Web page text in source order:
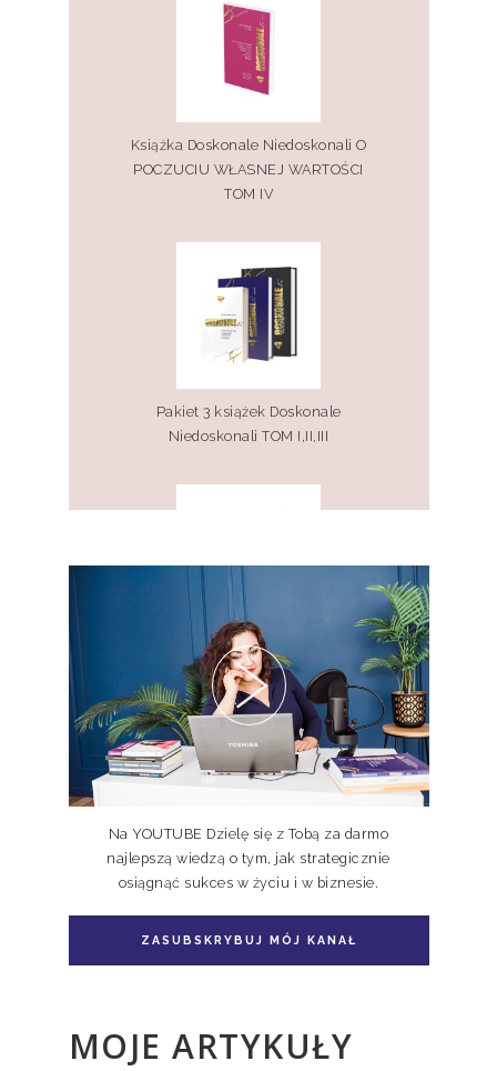
Książka Doskonale Niedoskonali O
POCZUCIU WŁASNEJ WARTOŚCI
TOM IV
Pakiet 3 książek Doskonale
Niedoskonali TOM I,II,III
Pakiet 2 książek Doskonale
Niedoskonali TOM I, II
Pakiet książka + e-book Doskonale
Niedoskonali TOM II
Na YOUTUBE Dzielę się z Tobą za darmo
najlepszą wiedzą o tym, jak strategicznie
osiągnąć sukces w życiu i w biznesie.
ZASUBSKRYBUJ MÓJ KANAŁ
MOJE ARTYKUŁY